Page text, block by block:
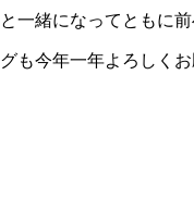
一緒になってともに
も今年一年よろしくお